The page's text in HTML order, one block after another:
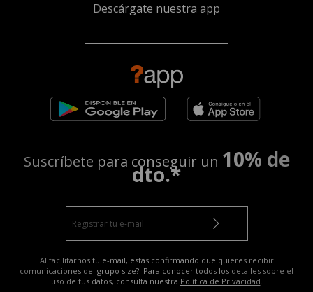
Descárgate nuestra app
Suscríbete para conseguir un 10% de
dto.*
Al facilitarnos tu e-mail, estás confirmando que quieres recibir
comunicaciones del grupo size?. Para conocer todos los detalles sobre el
uso de tus datos, consulta nuestra Política de Privacidad.